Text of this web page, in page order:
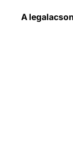
A
Gyakori kérdések